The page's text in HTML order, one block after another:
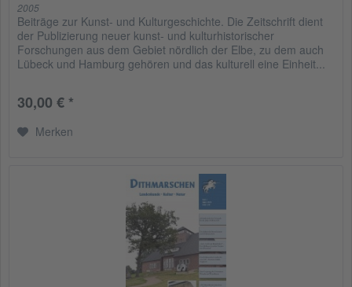
2005
Beiträge zur Kunst- und Kulturgeschichte. Die Zeitschrift dient
der Publizierung neuer kunst- und kulturhistorischer
Forschungen aus dem Gebiet nördlich der Elbe, zu dem auch
Lübeck und Hamburg gehören und das kulturell eine Einheit...
30,00 € *
Merken